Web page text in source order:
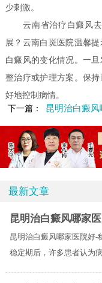
少刺激。
云南省治疗白癜风去
展？云南白斑医院温馨
白癜风的变化情况。一
整治疗或护理方案。保
好地控制病情。
下一篇：
昆明治白癜风
最新文章
昆明治白癜风哪家
昆明治白癜风哪家医院好-
稳定期后，许多患者认为